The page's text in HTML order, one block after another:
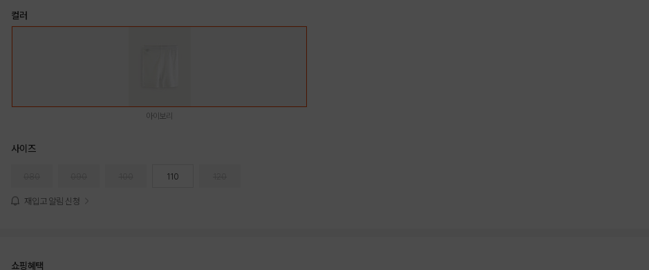
컬러
아이보리
사이즈
110
재입고 알림 신청
쇼핑혜택